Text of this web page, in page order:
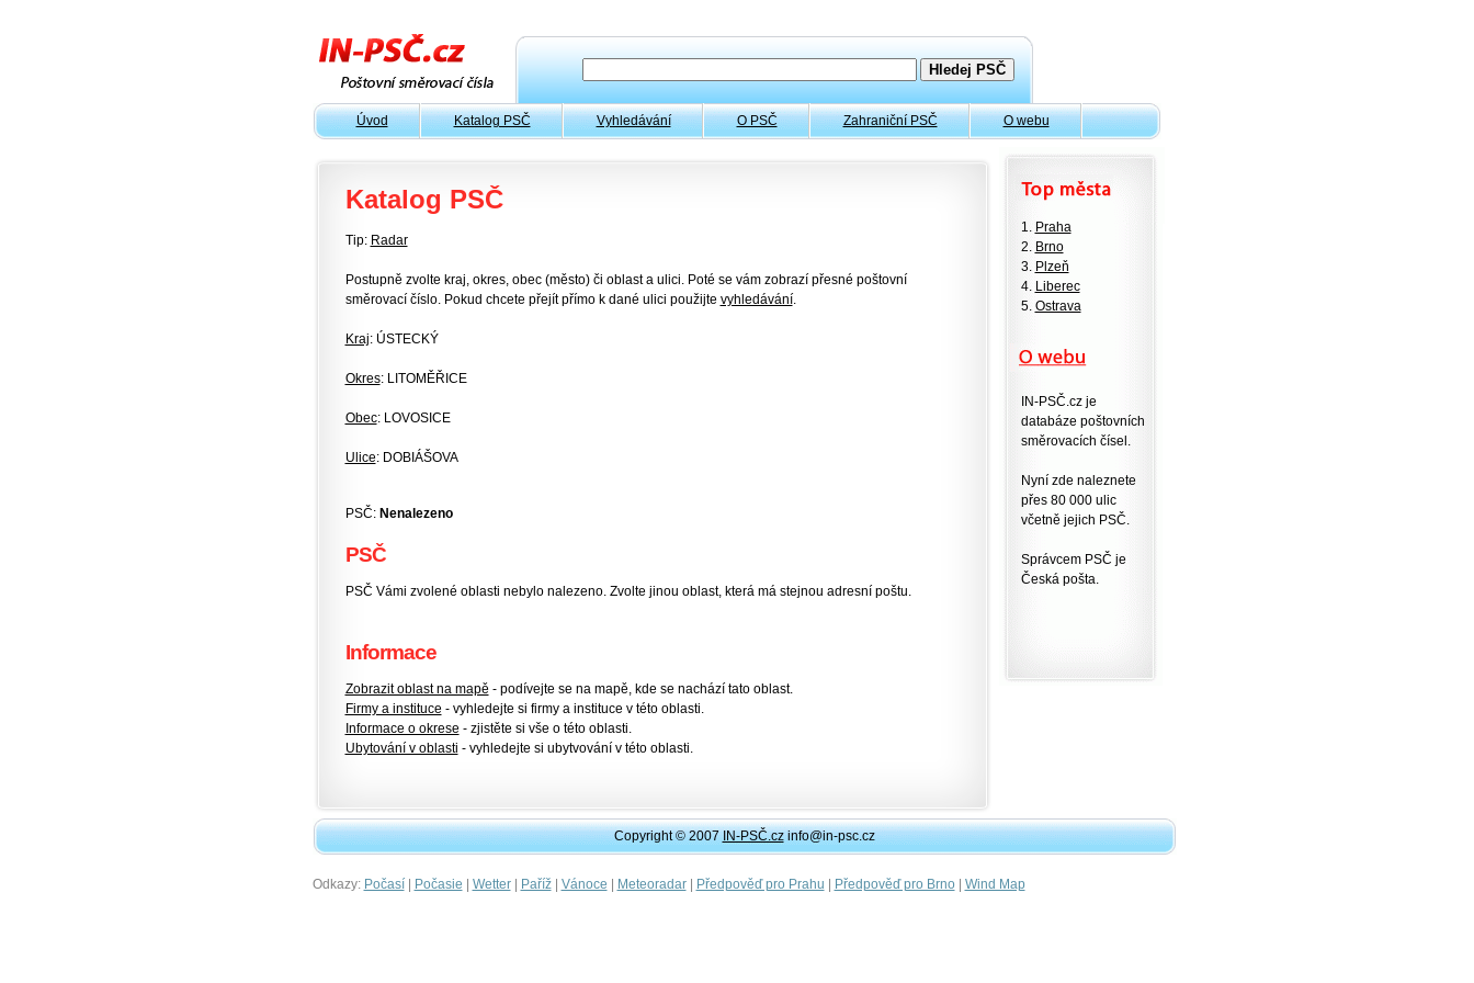
Úvod Katalog PSČ Vyhledávání O PSČ Zahraniční PSČ O webu
Katalog PSČ
Tip: Radar
Postupně zvolte kraj, okres, obec (město) či oblast a ulici. Poté se vám zobrazí přesné poštovní
směrovací číslo. Pokud chcete přejít přímo k dané ulici použijte vyhledávání.
Kraj: ÚSTECKÝ
Okres: LITOMĚŘICE
Obec: LOVOSICE
Ulice: DOBIÁŠOVA
PSČ: Nenalezeno
PSČ
PSČ Vámi zvolené oblasti nebylo nalezeno. Zvolte jinou oblast, která má stejnou adresní poštu.
Informace
Zobrazit oblast na mapě - podívejte se na mapě, kde se nachází tato oblast.
Firmy a instituce - vyhledejte si firmy a instituce v této oblasti.
Informace o okrese - zjistěte si vše o této oblasti.
Ubytování v oblasti - vyhledejte si ubytvování v této oblasti.
1. Praha
2. Brno
3. Plzeň
4. Liberec
5. Ostrava
IN-PSČ.cz je
databáze poštovních
směrovacích čísel.
Nyní zde naleznete
přes 80 000 ulic
včetně jejich PSČ.
Správcem PSČ je
Česká pošta.
Copyright © 2007IN-PSČ.czinfo@in-psc.cz
Odkazy: Počasí| Počasie | Wetter| Paříž| Vánoce | Meteoradar| Předpověď pro Prahu | Předpověď pro Brno| Wind Map